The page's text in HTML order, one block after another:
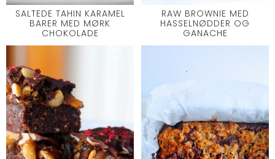
SALTEDE TAHIN KARAMEL
BARER MED MØRK
CHOKOLADE
RAW BROWNIE MED
HASSELNØDDER OG
GANACHE